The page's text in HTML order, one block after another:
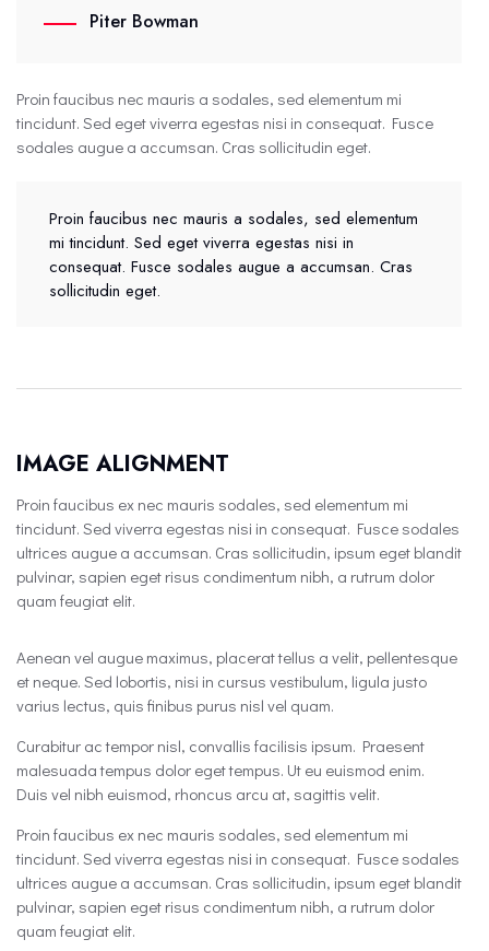
Piter Bowman
Proin faucibus nec mauris a sodales, sed elementum mi
tincidunt. Sed eget viverra egestas nisi in consequat. Fusce
sodales augue a accumsan. Cras sollicitudin eget.
Proin faucibus nec mauris a sodales, sed elementum
mi tincidunt. Sed eget viverra egestas nisi in
consequat. Fusce sodales augue a accumsan. Cras
sollicitudin eget.
IMAGE ALIGNMENT
Proin faucibus ex nec mauris sodales, sed elementum mi
tincidunt. Sed viverra egestas nisi in consequat. Fusce sodales
ultrices augue a accumsan. Cras sollicitudin, ipsum eget blandit
pulvinar, sapien eget risus condimentum nibh, a rutrum dolor
quam feugiat elit.
Aenean vel augue maximus, placerat tellus a velit, pellentesque
et neque. Sed lobortis, nisi in cursus vestibulum, ligula justo
varius lectus, quis finibus purus nisl vel quam.
Curabitur ac tempor nisl, convallis facilisis ipsum. Praesent
malesuada tempus dolor eget tempus. Ut eu euismod enim.
Duis vel nibh euismod, rhoncus arcu at, sagittis velit.
Proin faucibus ex nec mauris sodales, sed elementum mi
tincidunt. Sed viverra egestas nisi in consequat. Fusce sodales
ultrices augue a accumsan. Cras sollicitudin, ipsum eget blandit
pulvinar, sapien eget risus condimentum nibh, a rutrum dolor
quam feugiat elit.